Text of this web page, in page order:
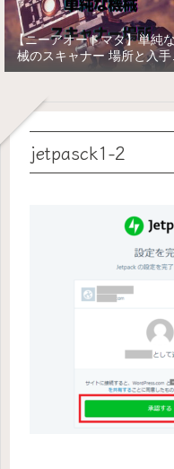
【ニーアオートマタ】単純
械のスキャナー 場所と入手
法/複雑な機械と精巧な機械
jetpasck1-2